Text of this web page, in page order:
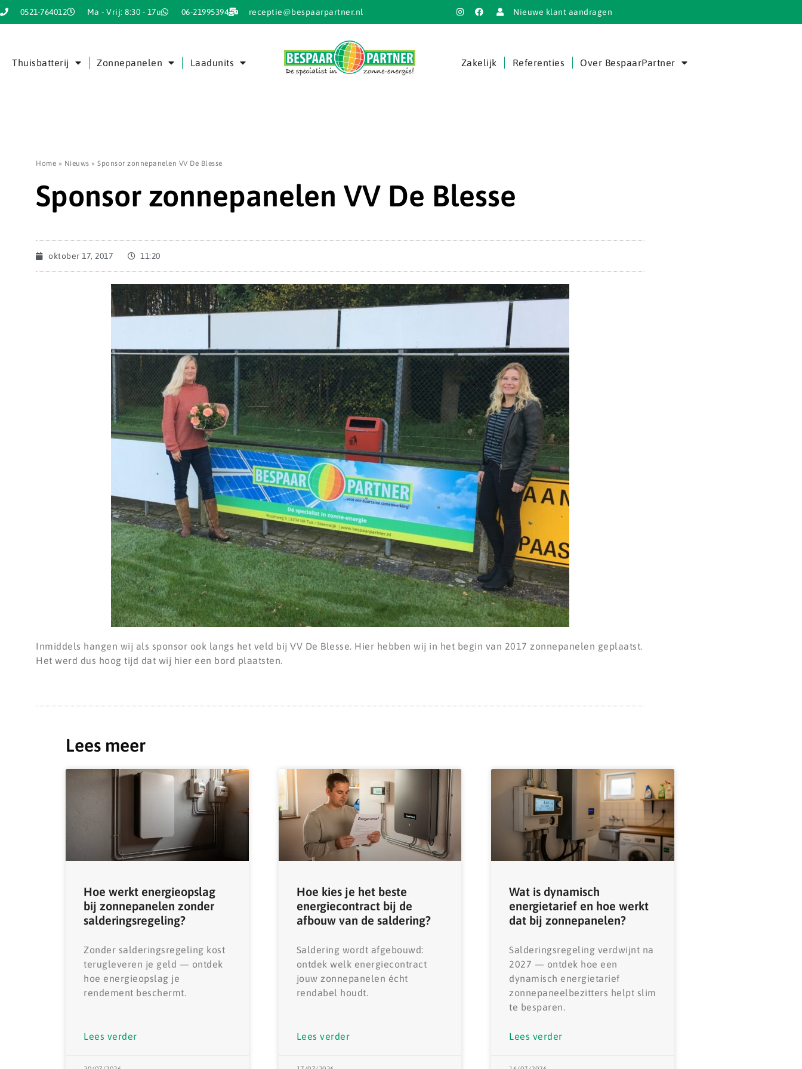
0521-764012 Ma - Vrij: 8:30 - 17u 06-21995394 receptie@bespaarpartner.nl Nieuwe klant aandragen
Thuisbatterij Zonnepanelen Laadunits Zakelijk Referenties Over BespaarPartner
Home » Nieuws » Sponsor zonnepanelen VV De Blesse
Sponsor zonnepanelen VV De Blesse
oktober 17, 2017 11:20
Inmiddels hangen wij als sponsor ook langs het veld bij VV De Blesse. Hier hebben wij in het begin van 2017 zonnepanelen geplaatst.
Het werd dus hoog tijd dat wij hier een bord plaatsten.
Lees meer
Hoe werkt energieopslag
bij zonnepanelen zonder
salderingsregeling?
Zonder salderingsregeling kost
terugleveren je geld — ontdek
hoe energieopslag je
rendement beschermt.
Lees verder
Hoe kies je het beste
energiecontract bij de
afbouw van de saldering?
Saldering wordt afgebouwd:
ontdek welk energiecontract
jouw zonnepanelen écht
rendabel houdt.
Lees verder
Wat is dynamisch
energietarief en hoe werkt
dat bij zonnepanelen?
Salderingsregeling verdwijnt na
2027 — ontdek hoe een
dynamisch energietarief
zonnepaneelbezitters helpt slim
te besparen.
Lees verder